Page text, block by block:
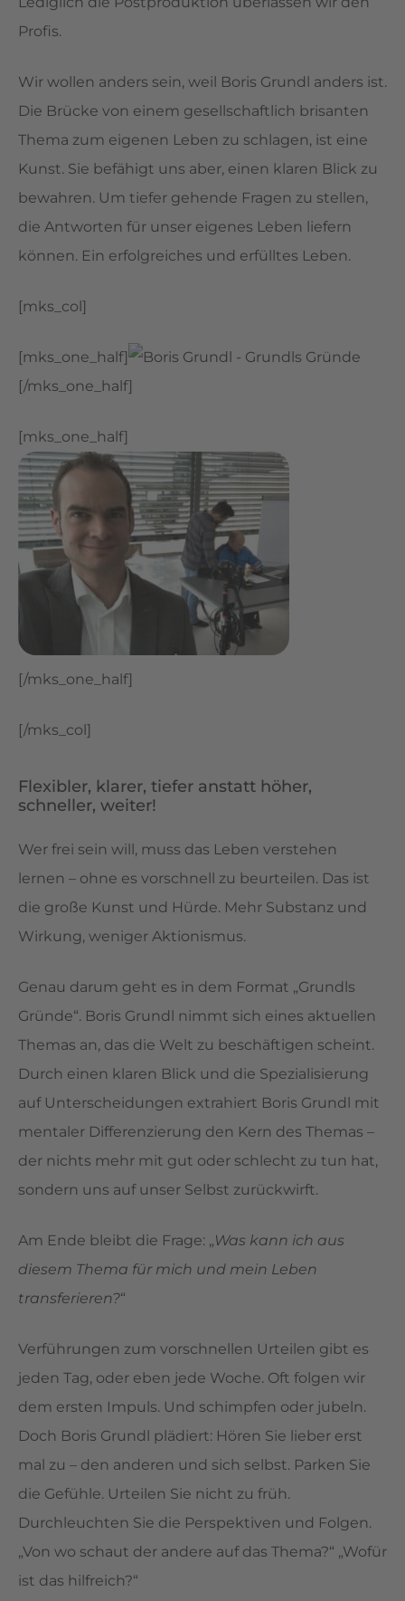
Profis.
Wir wollen anders sein, weil Boris Grundl anders ist.
Die Brücke von einem gesellschaftlich brisanten
Thema zum eigenen Leben zu schlagen, ist eine
Kunst. Sie befähigt uns aber, einen klaren Blick zu
bewahren. Um tiefer gehende Fragen zu stellen,
die Antworten für unser eigenes Leben liefern
können. Ein erfolgreiches und erfülltes Leben.
[mks_col]
[mks_one_half]
[/mks_one_half]
[mks_one_half]
[/mks_one_half]
[/mks_col]
Flexibler, klarer, tiefer anstatt höher,
schneller, weiter!
Wer frei sein will, muss das Leben verstehen
lernen – ohne es vorschnell zu beurteilen. Das ist
die große Kunst und Hürde. Mehr Substanz und
Wirkung, weniger Aktionismus.
Genau darum geht es in dem Format „Grundls
Gründe“. Boris Grundl nimmt sich eines aktuellen
Themas an, das die Welt zu beschäftigen scheint.
Durch einen klaren Blick und die Spezialisierung
auf Unterscheidungen extrahiert Boris Grundl mit
mentaler Differenzierung den Kern des Themas –
der nichts mehr mit gut oder schlecht zu tun hat,
sondern uns auf unser Selbst zurückwirft.
Am Ende bleibt die Frage: „Was kann ich aus
diesem Thema für mich und mein Leben
transferieren?“
Verführungen zum vorschnellen Urteilen gibt es
jeden Tag, oder eben jede Woche. Oft folgen wir
dem ersten Impuls. Und schimpfen oder jubeln.
Doch Boris Grundl plädiert: Hören Sie lieber erst
mal zu – den anderen und sich selbst. Parken Sie
die Gefühle. Urteilen Sie nicht zu früh.
Durchleuchten Sie die Perspektiven und Folgen.
„Von wo schaut der andere auf das Thema?“ „Wofür
ist das hilfreich?“